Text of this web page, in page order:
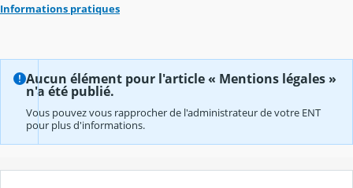
Informations pratiques
Aucun élément pour l'article « Mentions légales »
n'a été publié.
Vous pouvez vous rapprocher de l'administrateur de votre ENT
pour plus d'informations.